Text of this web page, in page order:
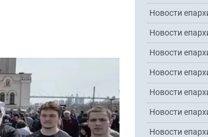
Новости
Новости
Новости
Новости
Новости
Новости
Новости